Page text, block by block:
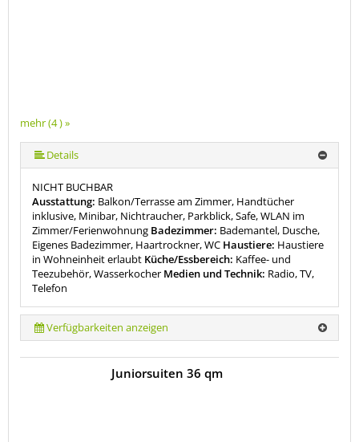
mehr (4 ) »
Details
NICHT BUCHBAR
Ausstattung: Balkon/Terrasse am Zimmer, Handtücher
inklusive, Minibar, Nichtraucher, Parkblick, Safe, WLAN im
Zimmer/Ferienwohnung Badezimmer: Bademantel, Dusche,
Eigenes Badezimmer, Haartrockner, WC Haustiere: Haustiere
in Wohneinheit erlaubt Küche/Essbereich: Kaffee- und
Teezubehör, Wasserkocher Medien und Technik: Radio, TV,
Telefon
Verfügbarkeiten anzeigen
Juniorsuiten 36 qm